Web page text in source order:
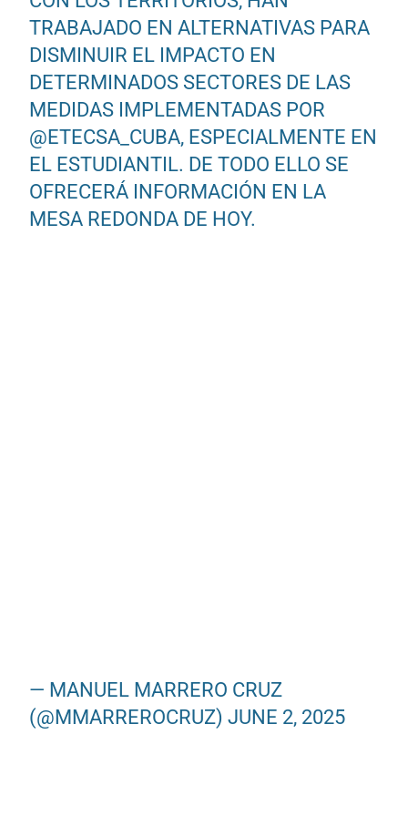
TRABAJADO EN ALTERNATIVAS PARA
DISMINUIR EL IMPACTO EN
DETERMINADOS SECTORES DE LAS
MEDIDAS IMPLEMENTADAS POR
@ETECSA_CUBA, ESPECIALMENTE EN
EL ESTUDIANTIL. DE TODO ELLO SE
OFRECERÁ INFORMACIÓN EN LA
MESA REDONDA DE HOY.
— MANUEL MARRERO CRUZ
(@MMARREROCRUZ)JUNE 2, 2025